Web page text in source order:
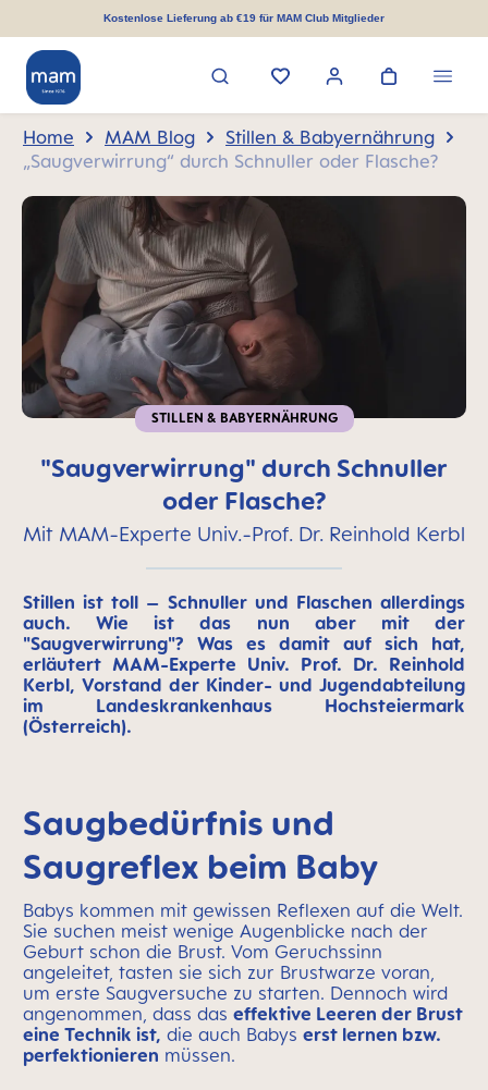
springenKostenlose Lieferung ab €19 für MAM Club Mitglieder
Home MAM Blog
Stillen & Babyernährung
„Saugverwirrung“ durch Schnuller oder Flasche?
STILLEN & BABYERNÄHRUNG
"Saugverwirrung" durch Schnuller
oder Flasche?
Mit MAM-Experte Univ.-Prof. Dr. Reinhold Kerbl
Stillen ist toll – Schnuller und Flaschen allerdings
auch. Wie ist das nun aber mit der
"Saugverwirrung"? Was es damit auf sich hat,
erläutert MAM-Experte Univ. Prof. Dr. Reinhold
Kerbl, Vorstand der Kinder- und Jugendabteilung
im Landeskrankenhaus Hochsteiermark
(Österreich).
Saugbedürfnis und
Saugreflex beim Baby
Babys kommen mit gewissen Reflexen auf die Welt.
Sie suchen meist wenige Augenblicke nach der
Geburt schon die Brust. Vom Geruchssinn
angeleitet, tasten sie sich zur Brustwarze voran,
um erste Saugversuche zu starten. Dennoch wird
angenommen, dass das effektive Leeren der Brust
eine Technik ist, die auch Babys erst lernen bzw.
perfektionieren müssen.